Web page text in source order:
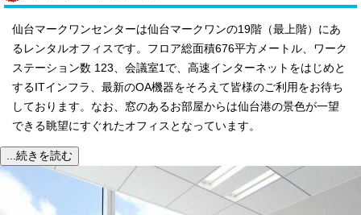
仙台マークワンセンターは仙台マークワンの19階（最上階）にあ
るレンタルオフィスです。フロア総面積676平方メートル、ワーク
ステーション数 123、会議室1で、高速インターネットをはじめと
するITインフラ、最新のOA機器をそろえて皆様のご利用をお待ち
しております。なお、窓のあるお部屋からは仙台港の景色が一望
できる眺望にすぐれたオフィスとなっています。
...続きを読む